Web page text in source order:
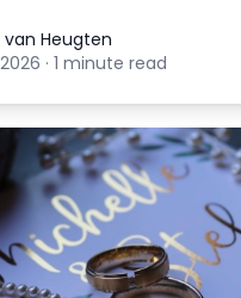
van Heugten
· 1 minute read